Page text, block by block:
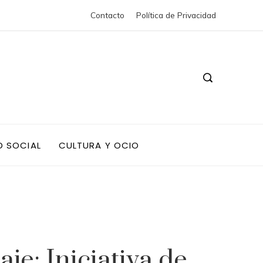
Contacto Política de Privacidad
SOCIAL CULTURA Y OCIO